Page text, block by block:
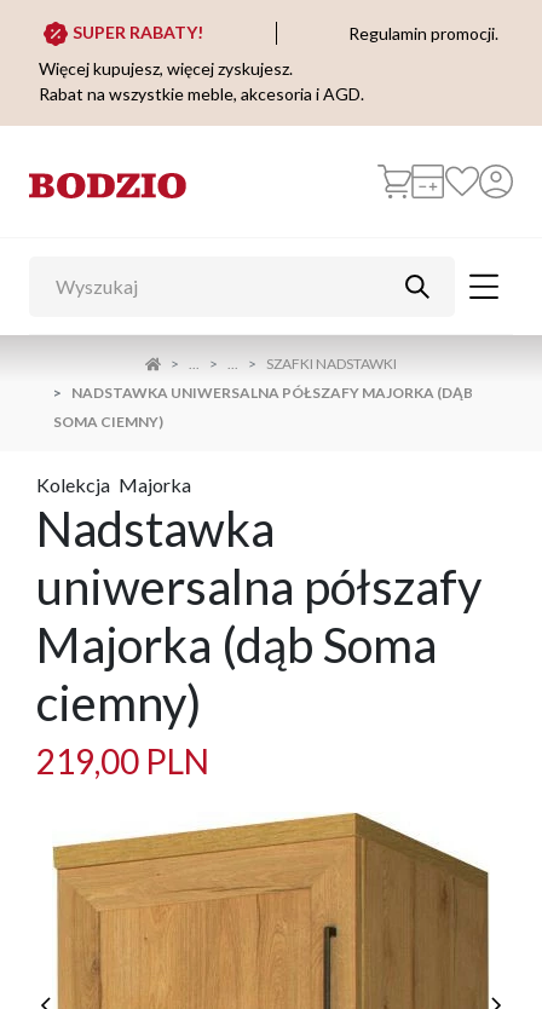
SUPER RABATY!
Regulamin promocji.
Więcej kupujesz, więcej zyskujesz.
Rabat na wszystkie meble, akcesoria i AGD.
... ...
SZAFKI NADSTAWKI
NADSTAWKA UNIWERSALNA PÓŁSZAFY MAJORKA (DĄB
SOMA CIEMNY)
Kolekcja Majorka
Nadstawka
uniwersalna półszafy
Majorka (dąb Soma
ciemny)
219,00 PLN